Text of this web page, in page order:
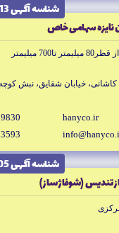
شناسه آگهى 3054497413
نايزه سهامى خاص
ميليمتر
كاشانى، خيابان شقايق، نبش
hanyco.ir
شناسه آگهى 9438118705
تنديس (شوفاژ ساز)